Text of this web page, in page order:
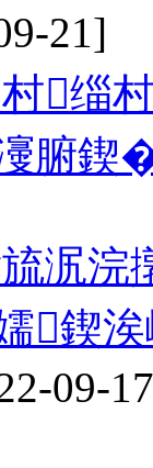
21]
缁
腑鍥
泦浣
鍥
09-